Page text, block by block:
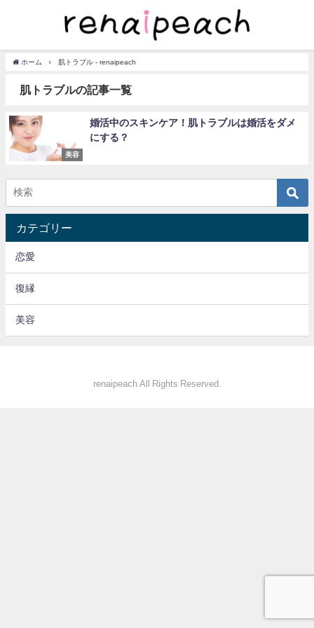
ホーム 肌トラブル - renaipeach
肌トラブルの記事一覧
美容
婚活中のスキンケア！肌トラブルは婚活をダメ
にする？
カテゴリー
恋愛
復縁
美容
renaipeach All Rights Reserved.